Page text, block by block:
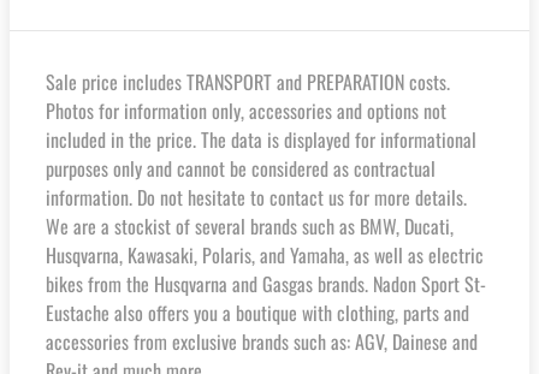
Sale price includes TRANSPORT and PREPARATION costs.
Photos for information only, accessories and options not
included in the price. The data is displayed for informational
purposes only and cannot be considered as contractual
information. Do not hesitate to contact us for more details.
We are a stockist of several brands such as BMW, Ducati,
Husqvarna, Kawasaki, Polaris, and Yamaha, as well as electric
bikes from the Husqvarna and Gasgas brands. Nadon Sport St-
Eustache also offers you a boutique with clothing, parts and
accessories from exclusive brands such as: AGV, Dainese and